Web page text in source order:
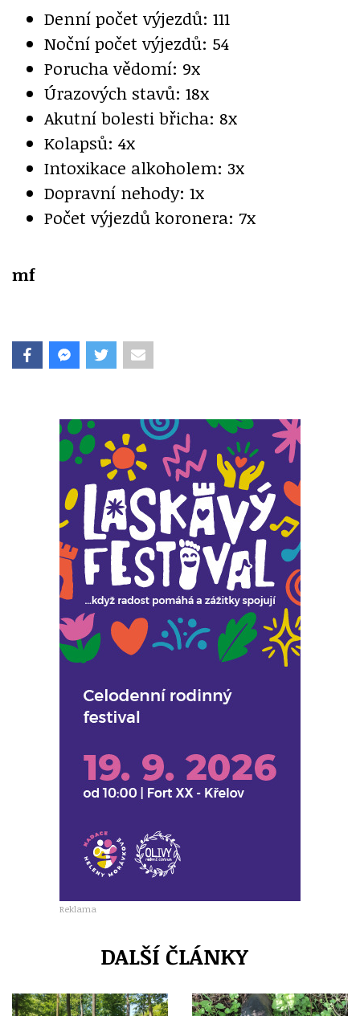
Denní počet výjezdů: 111
Noční počet výjezdů: 54
Porucha vědomí: 9x
Úrazových stavů: 18x
Akutní bolesti břicha: 8x
Kolapsů: 4x
Intoxikace alkoholem: 3x
Dopravní nehody: 1x
Počet výjezdů koronera: 7x
mf
Reklama
DALŠÍ ČLÁNKY